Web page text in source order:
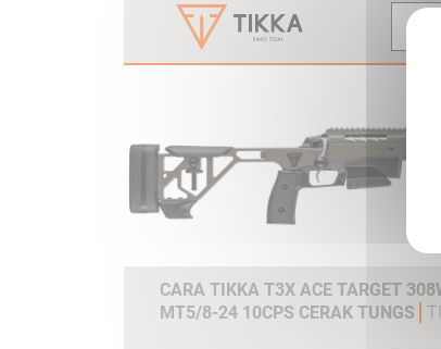
CARA TIKKA T3X ACE TARGET
MT5/8-24 10CPS CERAK TUNGS